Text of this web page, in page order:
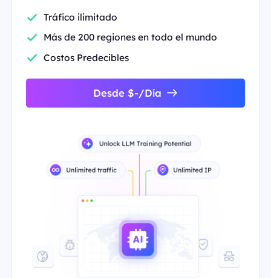
Tráfico ilimitado
Más de 200 regiones en todo el mundo
Costos Predecibles
Desde $-/Día